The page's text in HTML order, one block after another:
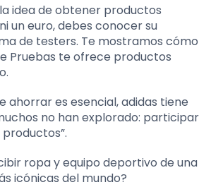
idea de obtener productos
un euro, debes conocer su
de testers. Te mostramos cómo
Pruebas te ofrece productos
ahorrar es esencial, adidas tiene
no han explorado: participar
ropa y equipo deportivo de una
icónicas del mundo?